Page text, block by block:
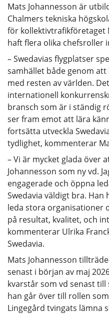
Mats Johannesson är
Chalmers tekniska
för kollektivtrafikföretaget
haft flera olika chefsroller
– Swedavias flygplatser
samhället både genom
med resten av världen.
internationell
bransch som är i ständig
ser fram emot att lära
fortsätta utveckla
tydlighet, kommenterar
– Vi är mycket glada över
Johannesson som ny vd.
engagerade och öppna
Swedavia väldigt bra.
leda stora organisationer
på resultat, kvalitet, och
kommenterar Ulrika
Swedavia.
Mats Johannesson
senast i början av maj
kvarstår som vd senast
han går över till rollen som
Lingegård tvingats lämna